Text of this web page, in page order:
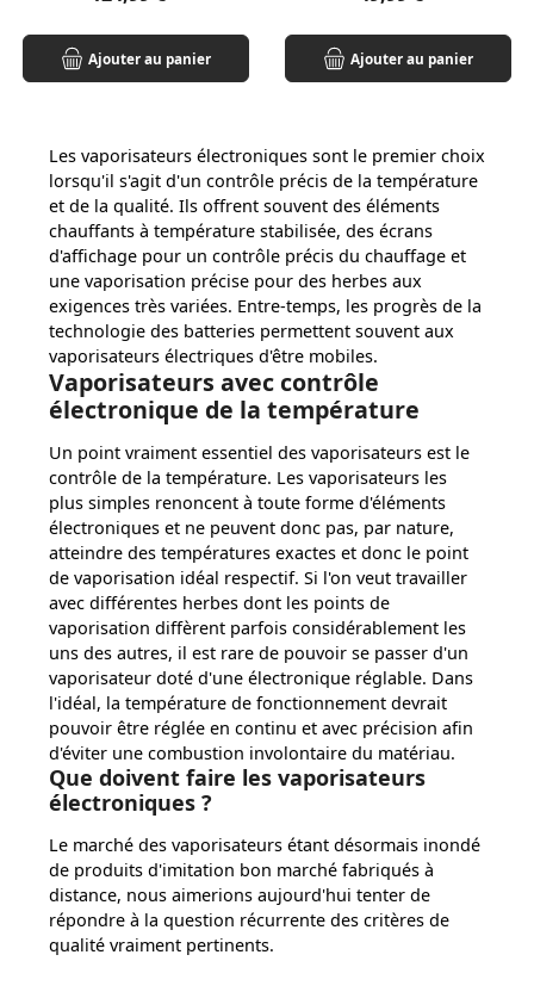
Ajouter au panier Ajouter au panier
Les vaporisateurs électroniques sont le premier choix
lorsqu'il s'agit d'un contrôle précis de la température
et de la qualité. Ils offrent souvent des éléments
chauffants à température stabilisée, des écrans
d'affichage pour un contrôle précis du chauffage et
une vaporisation précise pour des herbes aux
exigences très variées. Entre-temps, les progrès de la
technologie des batteries permettent souvent aux
vaporisateurs électriques d'être mobiles.
Vaporisateurs avec contrôle
électronique de la température
Un point vraiment essentiel des vaporisateurs est le
contrôle de la température. Les vaporisateurs les
plus simples renoncent à toute forme d'éléments
électroniques et ne peuvent donc pas, par nature,
atteindre des températures exactes et donc le point
de vaporisation idéal respectif. Si l'on veut travailler
avec différentes herbes dont les points de
vaporisation diffèrent parfois considérablement les
uns des autres, il est rare de pouvoir se passer d'un
vaporisateur doté d'une électronique réglable. Dans
l'idéal, la température de fonctionnement devrait
pouvoir être réglée en continu et avec précision afin
d'éviter une combustion involontaire du matériau.
Que doivent faire les vaporisateurs
électroniques ?
Le marché des vaporisateurs étant désormais inondé
de produits d'imitation bon marché fabriqués à
distance, nous aimerions aujourd'hui tenter de
répondre à la question récurrente des critères de
qualité vraiment pertinents.